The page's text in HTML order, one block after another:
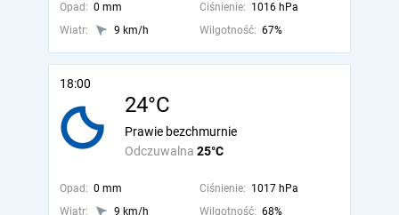
Opad: 0 mm Ciśnienie: 1016 hPa
Wiatr:
9 km/h Wilgotność: 67%
18:00
24°C
Odczuwalna 25°C
Prawie bezchmurnie
Opad: 0 mm Ciśnienie: 1017 hPa
Wiatr:
9 km/h Wilgotność: 68%